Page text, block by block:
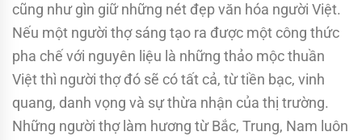
cũng như gìn giữ những nét đẹp văn hóa người Việt.
Nếu một người thợ sáng tạo ra được một công thức
pha chế với nguyên liệu là những thảo mộc thuần
Việt thì người thợ đó sẽ có tất cả, từ tiền bạc, vinh
quang, danh vọng và sự thừa nhận của thị trường.
Những người thợ làm hương từ Bắc, Trung, Nam luôn